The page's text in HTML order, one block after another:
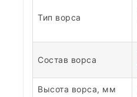
Тип ворса
Состав ворса
Высота ворса, мм